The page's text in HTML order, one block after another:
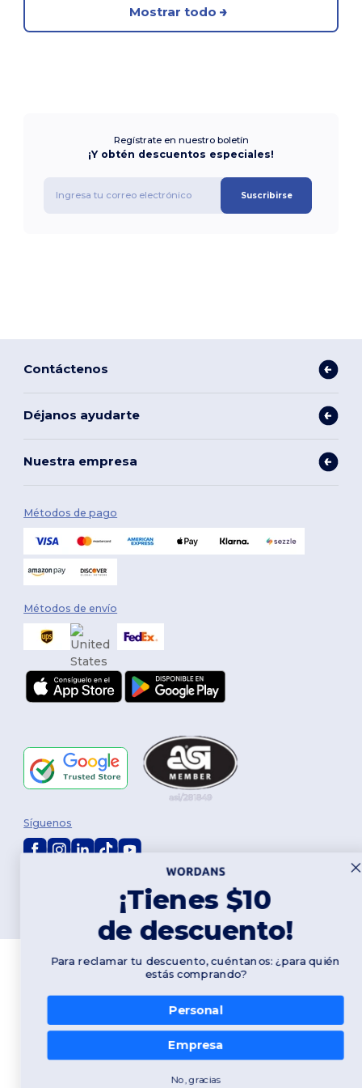
Mostrar todo
Regístrate en nuestro boletín
¡Y obtén descuentos especiales!
Suscribirse
Contáctenos
Déjanos ayudarte
Nuestra empresa
Métodos de pago
Métodos de envío
Términos y Condiciones| Política de personalización | Política de
Política de Cookies
Síguenos
¡Tienes $10
de descuento!
Para reclamar tu descuento, cuéntanos: ¿para quién
estás comprando?
Personal
Empresa
No, gracias